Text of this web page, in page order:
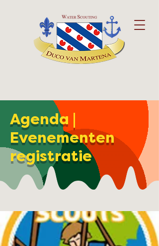
Agenda |
Evenementen
registratie